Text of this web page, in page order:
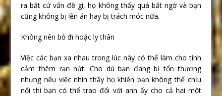
ra bất cứ vấn đề gì, họ không thấy quá bất ngờ và bạn
cũng không bị lên án hay bị trách móc nữa.
Không nên bỏ đi hoặc ly thân
Việc các bạn xa nhau trong lúc này có thể làm cho tình
cảm thêm rạn nứt. Cho dù bạn đang bị tổn thương
nhưng nếu việc nhìn thấy họ khiến bạn không thể chịu
nổi thì bạn có thể trao đổi với anh ấy cho cả hai một